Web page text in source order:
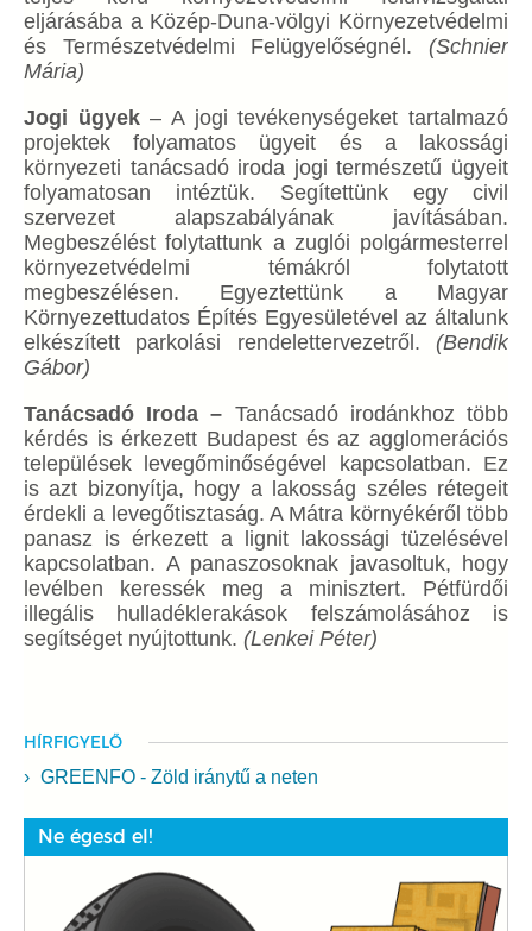
eljárásába a Közép-Duna-völgyi Környezetvédelmi
és Természetvédelmi Felügyelőségnél. (Schnier
Mária)
Jogi ügyek– A jogi tevékenységeket tartalmazó
projektek folyamatos ügyeit és a lakossági
környezeti tanácsadó iroda jogi természetű ügyeit
folyamatosan intéztük. Segítettünk egy civil
szervezet alapszabályának javításában.
Megbeszélést folytattunk a zuglói polgármesterrel
környezetvédelmi témákról folytatott
megbeszélésen. Egyeztettünk a Magyar
Környezettudatos Építés Egyesületével az általunk
elkészített parkolási rendelettervezetről. (Bendik
Gábor)
Tanácsadó Iroda – Tanácsadó irodánkhoz több
kérdés is érkezett Budapest és az agglomerációs
települések levegőminőségével kapcsolatban. Ez
is azt bizonyítja, hogy a lakosság széles rétegeit
érdekli a levegőtisztaság. A Mátra környékéről több
panasz is érkezett a lignit lakossági tüzelésével
kapcsolatban. A panaszosoknak javasoltuk, hogy
levélben keressék meg a minisztert. Pétfürdői
illegális hulladéklerakások felszámolásához is
segítséget nyújtottunk. (Lenkei Péter)
HÍRFIGYELŐ
GREENFO - Zöld iránytű a neten
Ne égesd el!